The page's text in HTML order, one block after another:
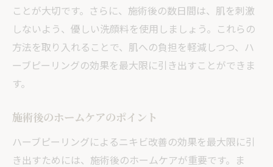
ことが大切です。さらに、施術後の数日間は、肌を刺激
しないよう、優しい洗顔料を使用しましょう。これらの
方法を取り入れることで、肌への負担を軽減しつつ、ハ
ーブピーリングの効果を最大限に引き出すことができま
す。
施術後のホームケアのポイント
ハーブピーリングによるニキビ改善の効果を最大限に引
き出すためには、施術後のホームケアが重要です。ま